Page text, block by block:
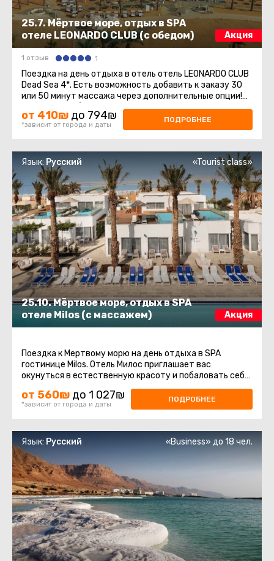
25.7. Мёртвое море, отдых в SPA
отеле LEONARDO CLUB (с обедом)
Акция
1 отзыв 1
Поездка на день отдыха в отель отель LEONARDO CLUB
Dead Sea 4*. Есть возможность добавить к заказу 30
или 50 минут массажа через дополнительные опции!
Возможно выбрать только одну ...
от 410₪ до 794₪
*зависит от города и даты
ПОДРОБНЕЕ
25.10. Мёртвое море, отдых в SPA
отеле Milos (с массажем)
Акция
Язык: Русский «Tourist class»
Поездка к Мертвому морю на день отдыха в SPA
гостинице Milos. Отель Милос приглашает вас
окунуться в естественную красоту и побаловать себя
душой и телом... великолепный ...
от 560₪ до 1 027₪
*зависит от города и даты
ПОДРОБНЕЕ
Язык: Русский «Business» до 18 чел.